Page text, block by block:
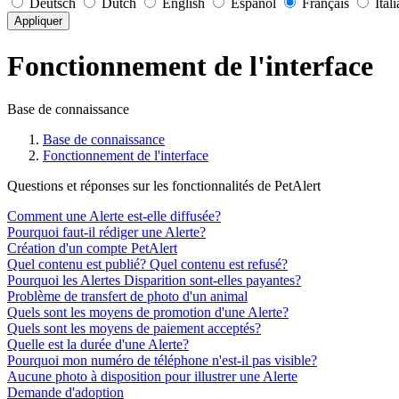
Deutsch Dutch English Español Français
Appliquer
Fonctionnement de l'interface
Base de connaissance
Base de connaissance
Fonctionnement de l'interface
Questions et réponses sur les fonctionnalités de PetAlert
Comment une Alerte est-elle diffusée?
Pourquoi faut-il rédiger une Alerte?
Création d'un compte PetAlert
Quel contenu est publié? Quel contenu est refusé?
Pourquoi les Alertes Disparition sont-elles payantes?
Problème de transfert de photo d'un animal
Quels sont les moyens de promotion d'une Alerte?
Quels sont les moyens de paiement acceptés?
Quelle est la durée d'une Alerte?
Pourquoi mon numéro de téléphone n'est-il pas visible?
Aucune photo à disposition pour illustrer une Alerte
Demande d'adoption